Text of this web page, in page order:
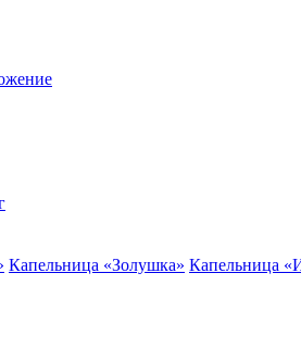
Капельница «Золушка» Капельница